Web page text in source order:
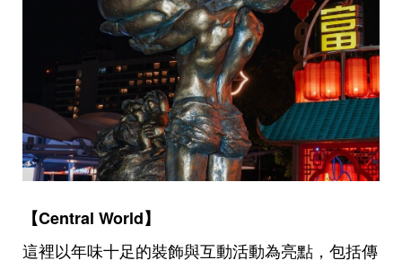
【Central World】
這裡以年味十足的裝飾與互動活動為亮點，包括傳